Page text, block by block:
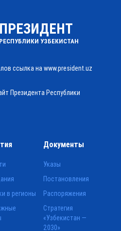
ПРЕЗИДЕНТ
РЕСПУБЛИКИ УЗБЕКИСТАН
ссылка на www.president.uz
Президента Республики
в регионы
Документы
Указы
Постановления
Распоряжения
Стратегия
«Узбекистан —
2030»